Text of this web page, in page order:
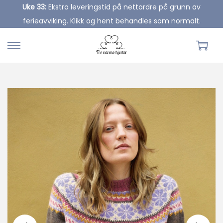
Uke 33: Ekstra leveringstid på nettordre på grunn av
ferieavviking. Klikk og hent behandles som normalt.
S
t
o
n
a
v
i
g
a
t
S
t
o
c
o
n
t
e
n
t